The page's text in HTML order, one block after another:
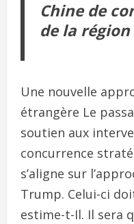
Chine de
de la
Une nouvelle
étrangère Le
soutien aux
concurrence
s’aligne sur
Trump. Celui-ci
estime-t-Il. Il sera